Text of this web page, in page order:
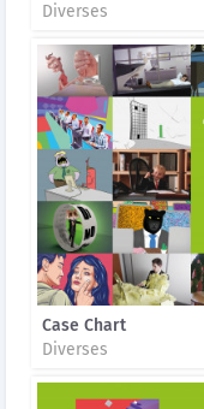
Diverses
Case Chart
Diverses